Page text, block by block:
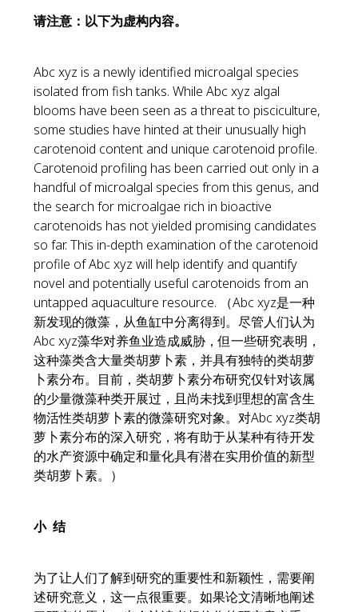
请注意：以下为虚构内容。
Abc xyz is a newly identified microalgal species
isolated from fish tanks. While Abc xyz algal
blooms have been seen as a threat to pisciculture,
some studies have hinted at their unusually high
carotenoid content and unique carotenoid profile.
Carotenoid profiling has been carried out only in a
handful of microalgal species from this genus, and
the search for microalgae rich in bioactive
carotenoids has not yielded promising candidates
so far. This in-depth examination of the carotenoid
profile of Abc xyz will help identify and quantify
novel and potentially useful carotenoids from an
untapped aquaculture resource. （Abc xyz是一种
新发现的微藻，从鱼缸中分离得到。尽管人们认为
Abc xyz藻华对养鱼业造成威胁，但一些研究表明，
这种藻类含大量类胡萝卜素，并具有独特的类胡萝
卜素分布。目前，类胡萝卜素分布研究仅针对该属
的少量微藻种类开展过，且尚未找到理想的富含生
物活性类胡萝卜素的微藻研究对象。对Abc xyz类胡
萝卜素分布的深入研究，将有助于从某种有待开发
的水产资源中确定和量化具有潜在实用价值的新型
类胡萝卜素。）
小 结
为了让人们了解到研究的重要性和新颖性，需要阐
述研究意义，这一点很重要。如果论文清晰地阐述